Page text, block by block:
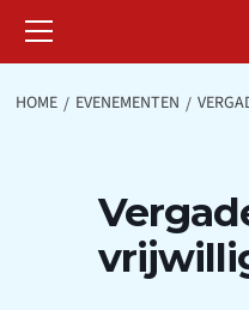
menu
HOME EVENEMENTEN